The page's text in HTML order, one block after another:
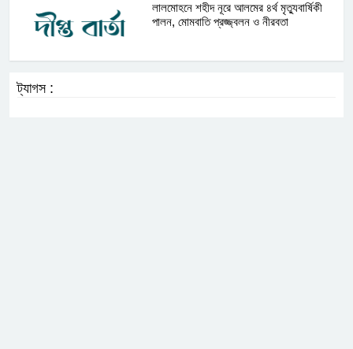
লালমোহনে শহীদ নূরে আলমের ৪র্থ মৃত্যুবার্ষিকী
পালন, মোমবাতি প্রজ্জ্বলন ও নীরবতা
ট্যাগস :